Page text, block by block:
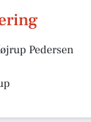
Pedersen